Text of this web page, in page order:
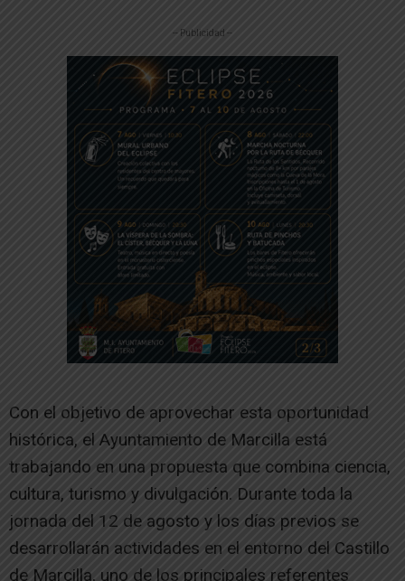
-- Publicidad --
Con el objetivo de aprovechar esta oportunidad
histórica, el Ayuntamiento de Marcilla está
trabajando en una propuesta que combina ciencia,
cultura, turismo y divulgación. Durante toda la
jornada del 12 de agosto y los días previos se
desarrollarán actividades en el entorno del Castillo
de Marcilla, uno de los principales referentes